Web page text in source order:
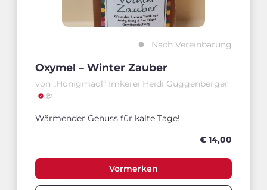
Nach Vereinbarung
Oxymel – Winter Zauber
von „Honigmadl“ Imkerei Heidi Guggenberger
Wärmender Genuss für kalte Tage!
€ 14,00
Vormerken